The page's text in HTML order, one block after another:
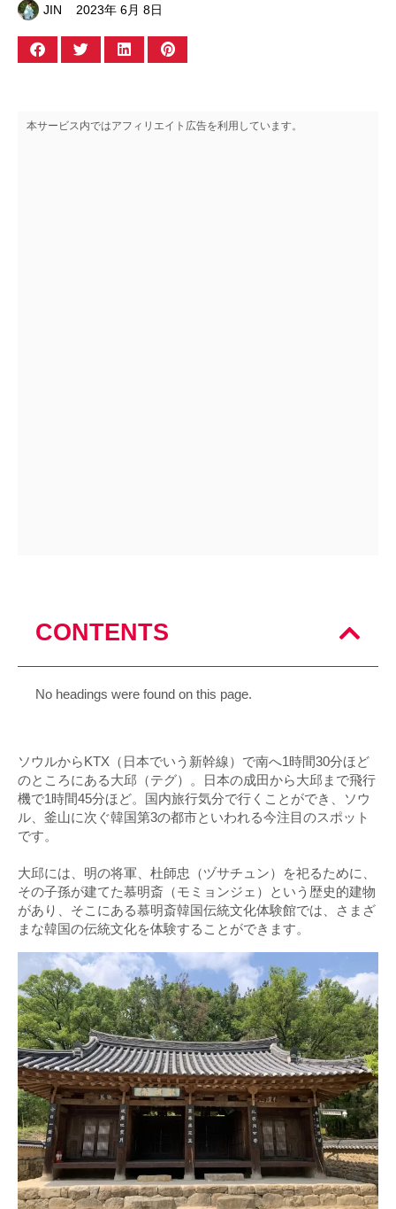
JIN 2023年 6月 8日
本サービス内ではアフィリエイト広告を利用しています。
CONTENTS
No headings were found on this page.
ソウルからKTX（日本でいう新幹線）で南へ1時間30分ほど
のところにある大邱（テグ）。日本の成田から大邱まで飛行
機で1時間45分ほど。国内旅行気分で行くことができ、ソウ
ル、釜山に次ぐ韓国第3の都市といわれる今注目のスポット
です。
大邱には、明の将軍、杜師忠（ヅサチュン）を祀るために、
その子孫が建てた慕明斎（モミョンジェ）という歴史的建物
があり、そこにある慕明斎韓国伝統文化体験館では、さまざ
まな韓国の伝統文化を体験することができます。